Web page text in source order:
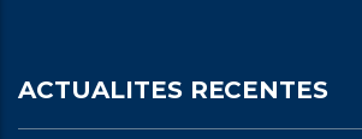
ACTUALITES RECENTES